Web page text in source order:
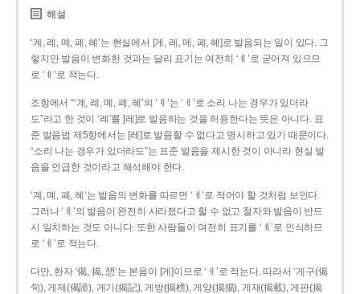
해설
‘계, 례, 몌, 폐, 혜’는 현실에서 [게, 레, 메, 페, 헤]로 발음되는 일이 있다. 그
렇지만 발음이 변화한 것과는 달리 표기는 여전히 ‘ㅖ’로 굳어져 있으므
로 ‘ㅖ’로 적는다.
조항에서 “‘계, 례, 몌, 폐, 혜’의 ‘ㅖ’는 ‘ㅔ’로 소리 나는 경우가 있더라
도”라고 한 것이 ‘례’를 [레]로 발음하는 것을 허용한다는 뜻은 아니다. 표
준 발음법 제5항에서는 [레]로 발음할 수 없다고 명시하고 있기 때문이다.
“소리 나는 경우가 있더라도”는 표준 발음을 제시한 것이 아니라 현실 발
음을 언급한 것이라고 해석해야 한다.
‘계, 몌, 폐, 혜’는 발음의 변화를 따르면 ‘ㅔ’로 적어야 할 것처럼 보인다.
그러나 ‘ㅖ’의 발음이 완전히 사라졌다고 할 수 없고 철자와 발음이 반드
시 일치하는 것도 아니다. 또한 사람들이 여전히 표기를 ‘ㅖ’로 인식하므
로 ‘ㅖ’로 적는다.
다만, 한자 ‘偈, 揭, 憩’는 본음이 [게]이므로 ‘ㅔ’로 적는다. 따라서 ‘게구(偈
句), 게제(偈諦), 게기(揭記), 게방(揭榜), 게양(揭揚), 게재(揭載), 게판(揭